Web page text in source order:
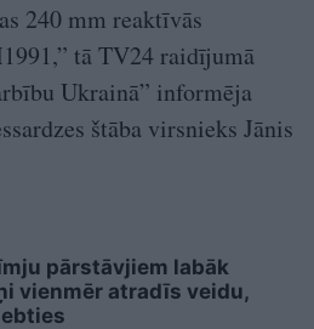
240 mm reaktīvās
tā TV24 raidījumā
Ukrainā” informēja
štāba virsnieks Jānis
pārstāvjiem labāk
vienmēr atradīs veidu,